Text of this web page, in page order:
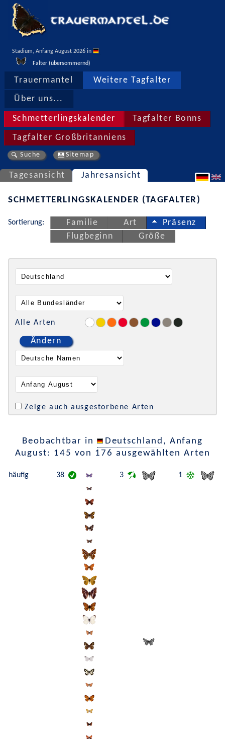
Stadium, Anfang August 2026 in
Falter (übersommernd)
Trauermantel Weitere Tagfalter
Über uns...
Schmetterlingskalender Tagfalter Bonns
Tagfalter Großbritanniens
Suche Sitemap
Tagesansicht Jahresansicht
SCHMETTERLINGSKALENDER (TAGFALTER)
Sortierung: Familie Art
Präsenz
Flugbeginn
Größe
Alle Arten
Ändern
Zeige auch ausgestorbene Arten
Beobachtbar in Deutschland , Anfang
August: 145 von 176 ausgewählten Arten
häufig 38 3 1